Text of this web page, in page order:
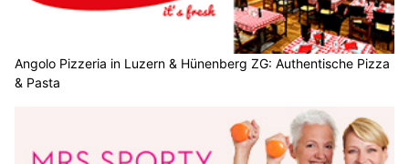
Angolo Pizzeria in Luzern & Hünenberg ZG: Authentische Pizza
& Pasta